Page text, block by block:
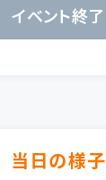
イベント終了
当日の様子